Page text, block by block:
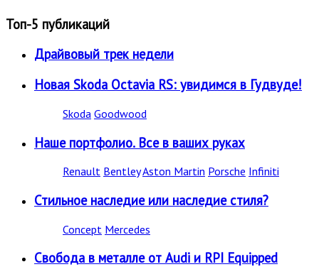
Топ-5 публикаций
Драйвовый трек недели
Новая Skoda Octavia RS: увидимся в Гудвуде!
Skoda Goodwood
Наше портфолио. Все в ваших руках
Renault BentleyAston Martin Porsche Infiniti
Стильное наследие или наследие стиля?
Concept Mercedes
Свобода в металле от Audi и RPI Equipped